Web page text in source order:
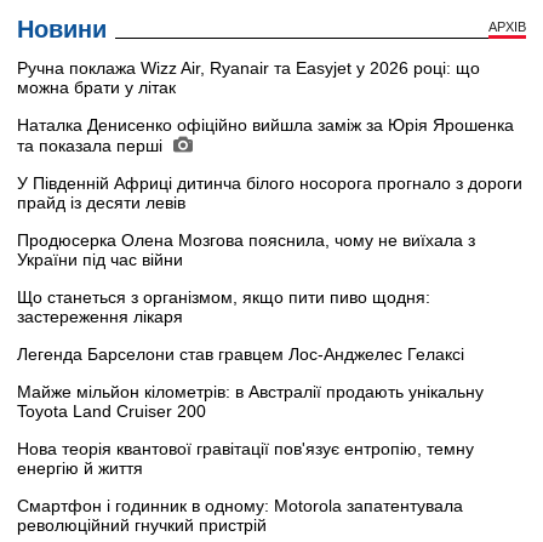
Новини АРХІВ
Ручна поклажа Wizz Air, Ryanair та Easyjet у 2026 році: що
можна брати у літак
Наталка Денисенко офіційно вийшла заміж за Юрія Ярошенка
та показала перші
У Південній Африці дитинча білого носорога прогнало з дороги
прайд із десяти левів
Продюсерка Олена Мозгова пояснила, чому не виїхала з
України під час війни
Що станеться з організмом, якщо пити пиво щодня:
застереження лікаря
Легенда Барселони став гравцем Лос-Анджелес Гелаксі
Майже мільйон кілометрів: в Австралії продають унікальну
Toyota Land Cruiser 200
Нова теорія квантової гравітації пов'язує ентропію, темну
енергію й життя
Смартфон і годинник в одному: Motorola запатентувала
революційний гнучкий пристрій